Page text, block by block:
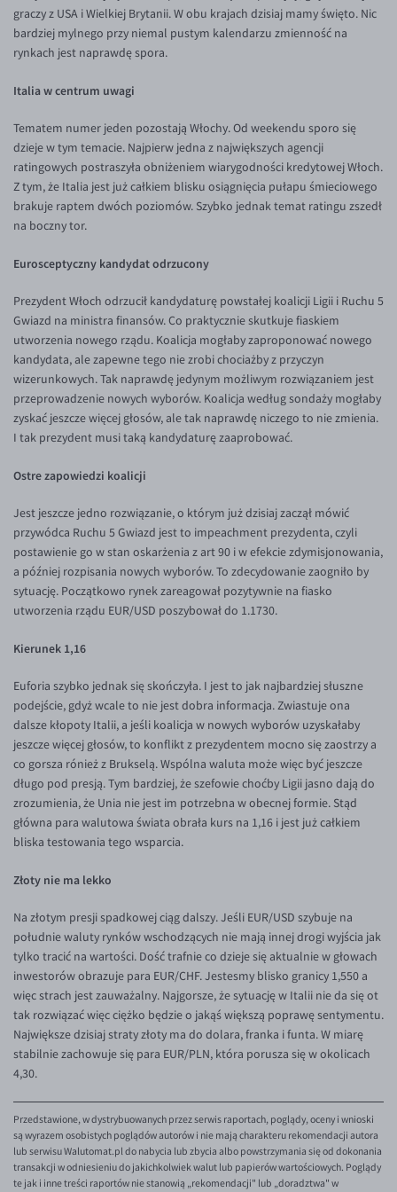
Inne pary walutowe
AUD/PLN
CNY/PLN
HKD/PLN
HUF/PLN
ILS/PLN
RON/PLN
SGD/PLN
TRY/PLN
ZAR/PLN
EUR/USD
EUR/CHF
EUR/CZK
EUR/DKK
EUR/NOK
EUR/SEK
EUR/BGN
EUR/CAD
EUR/CNY
EUR/HKD
EUR/ILS
EUR/JPY
EUR/SGD
EUR/TRY
EUR/ZAR
GBP/USD
USD/CHF
Aplikacja mobilna
Bezpieczeństwo
FAQ
Konto i opłaty
Wymiana walut
Banki i przelewy
Poradnik
KONTAKT
graczy z USA i Wielkiej Brytanii. W obu krajach dzisiaj mamy święto. Nic
bardziej mylnego przy niemal pustym kalendarzu zmienność na
rynkach jest naprawdę spora.
Italia w centrum uwagi
Tematem numer jeden pozostają Włochy. Od weekendu sporo się
dzieje w tym temacie. Najpierw jedna z największych agencji
ratingowych postraszyła obniżeniem wiarygodności kredytowej Włoch.
Z tym, że Italia jest już całkiem blisku osiągnięcia pułapu śmieciowego
brakuje raptem dwóch poziomów. Szybko jednak temat ratingu zszedł
na boczny tor.
Eurosceptyczny kandydat odrzucony
Prezydent Włoch odrzucił kandydaturę powstałej koalicji Ligii i Ruchu 5
Gwiazd na ministra finansów. Co praktycznie skutkuje fiaskiem
utworzenia nowego rządu. Koalicja mogłaby zaproponować nowego
kandydata, ale zapewne tego nie zrobi chociażby z przyczyn
wizerunkowych. Tak naprawdę jedynym możliwym rozwiązaniem jest
przeprowadzenie nowych wyborów. Koalicja według sondaży mogłaby
zyskać jeszcze więcej głosów, ale tak naprawdę niczego to nie zmienia.
I tak prezydent musi taką kandydaturę zaaprobować.
Ostre zapowiedzi koalicji
Jest jeszcze jedno rozwiązanie, o którym już dzisiaj zaczął mówić
przywódca Ruchu 5 Gwiazd jest to impeachment prezydenta, czyli
postawienie go w stan oskarżenia z art 90 i w efekcie zdymisjonowania,
a później rozpisania nowych wyborów. To zdecydowanie zaogniło by
sytuację. Początkowo rynek zareagował pozytywnie na fiasko
utworzenia rządu EUR/USD poszybował do 1.1730.
Kierunek 1,16
Euforia szybko jednak się skończyła. I jest to jak najbardziej słuszne
podejście, gdyż wcale to nie jest dobra informacja. Zwiastuje ona
dalsze kłopoty Italii, a jeśli koalicja w nowych wyborów uzyskałaby
jeszcze więcej głosów, to konflikt z prezydentem mocno się zaostrzy a
co gorsza rónież z Brukselą. Wspólna waluta może więc być jeszcze
długo pod presją. Tym bardziej, że szefowie choćby Ligii jasno dają do
zrozumienia, że Unia nie jest im potrzebna w obecnej formie. Stąd
główna para walutowa świata obrała kurs na 1,16 i jest już całkiem
bliska testowania tego wsparcia.
Złoty nie ma lekko
Na złotym presji spadkowej ciąg dalszy. Jeśli EUR/USD szybuje na
południe waluty rynków wschodzących nie mają innej drogi wyjścia jak
tylko tracić na wartości. Dość trafnie co dzieje się aktualnie w głowach
inwestorów obrazuje para EUR/CHF. Jestesmy blisko granicy 1,550 a
więc strach jest zauważalny. Najgorsze, że sytuację w Italii nie da się ot
tak rozwiązać więc ciężko będzie o jakąś większą poprawę sentymentu.
Największe dzisiaj straty złoty ma do dolara, franka i funta. W miarę
stabilnie zachowuje się para EUR/PLN, która porusza się w okolicach
4,30.
Przedstawione, w dystrybuowanych przez serwis raportach, poglądy, oceny i wnioski
są wyrazem osobistych poglądów autorów i nie mają charakteru rekomendacji autora
lub serwisu Walutomat.pl do nabycia lub zbycia albo powstrzymania się od dokonania
transakcji w odniesieniu do jakichkolwiek walut lub papierów wartościowych. Poglądy
te jak i inne treści raportów nie stanowią „rekomendacji" lub „doradztwa" w